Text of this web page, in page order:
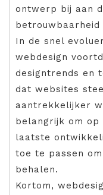
ontwerp bij aan
In de snel
webdesign
designtrends en
dat websites
aantrekkelijker
belangrijk om op
laatste
toe te passen
behalen.
Kortom,